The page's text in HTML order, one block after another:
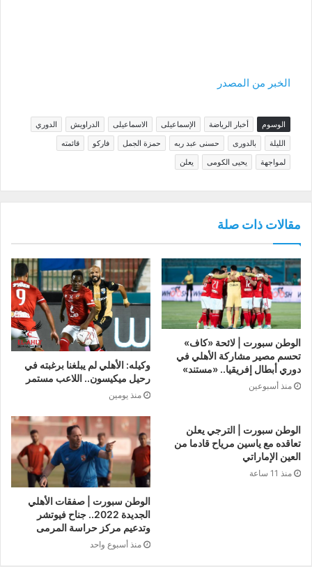
الخبر من المصدر
الوسوم أخبار الرياضة الإسماعيلى الاسماعيلى الدراويش
الدوري
الليلة
بالدورى حسنى عبد ربه حمزة الجمل فاركو
قائمته
لمواجهة
يحيى الكومى يعلن
مقالات ذات صلة
الوطن سبورت | لائحة «كاف»
تحسم مصير مشاركة الأهلي في
دوري أبطال إفريقيا.. «مستند»
منذ أسبوعين
وكيله: الأهلي لم يبلغنا برغبته في
رحيل ميكيسون.. اللاعب مستمر
منذ يومين
الوطن سبورت | الترجي يعلن
تعاقده مع ياسين مرياح قادما من
العين الإماراتي
منذ 11 ساعة
الوطن سبورت | صفقات الأهلي
الجديدة 2022.. جناح فيوتشر
وتدعيم مركز حراسة المرمى
منذ أسبوع واحد